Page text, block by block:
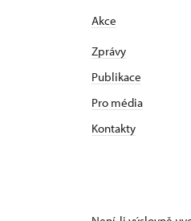
Akce
Zprávy
Publikace
Pro média
Kontakty